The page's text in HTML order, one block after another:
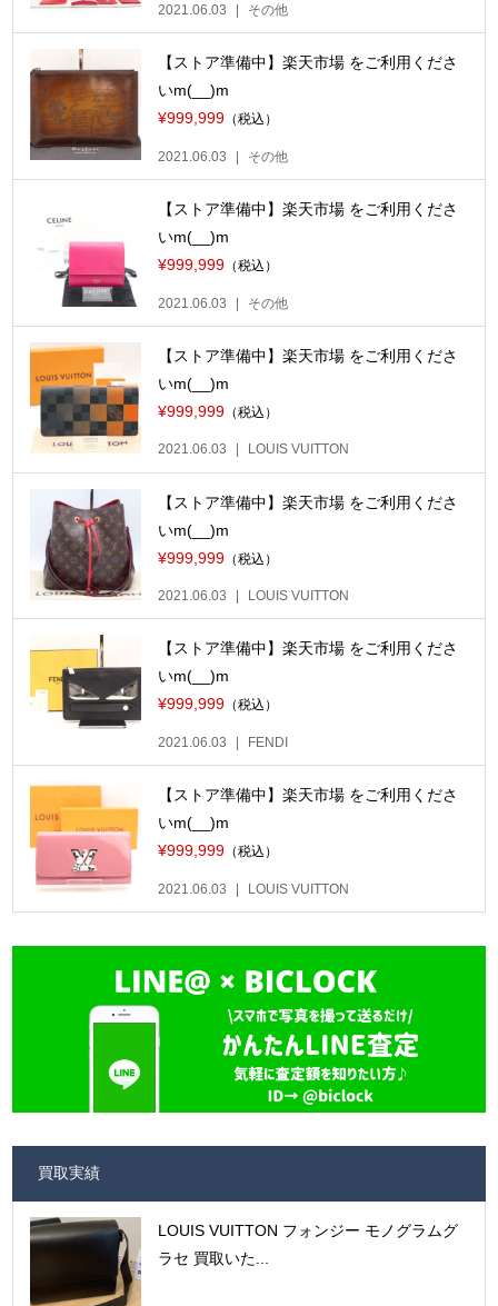
2021.06.03 その他
【ストア準備中】楽天市場 をご利用くださ
いm(__)m
¥999,999 （税込）
2021.06.03 その他
【ストア準備中】楽天市場 をご利用くださ
いm(__)m
¥999,999 （税込）
2021.06.03 その他
【ストア準備中】楽天市場 をご利用くださ
いm(__)m
¥999,999 （税込）
2021.06.03 LOUIS VUITTON
【ストア準備中】楽天市場 をご利用くださ
いm(__)m
¥999,999 （税込）
2021.06.03 LOUIS VUITTON
【ストア準備中】楽天市場 をご利用くださ
いm(__)m
¥999,999 （税込）
2021.06.03 FENDI
【ストア準備中】楽天市場 をご利用くださ
いm(__)m
¥999,999 （税込）
2021.06.03 LOUIS VUITTON
買取実績
LOUIS VUITTON フォンジー モノグラムグ
ラセ 買取いた...